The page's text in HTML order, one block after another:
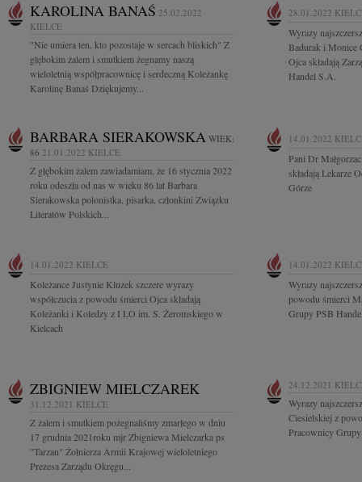
KAROLINA BANAŚ 25.02.2022
KIELCE
"Nie umiera ten, kto pozostaje w sercach bliskich" Z
głębokim żalem i smutkiem żegnamy naszą
wieloletnią współpracownicę i serdeczną Koleżankę
Karolinę Banaś Dziękujemy...
28.01.2022
Wyrazy
Badurak i Monice
Ojca składają
Handel S.A.
BARBARA SIERAKOWSKA WIEK:
86 21.01.2022 KIELCE
Z głębokim żalem zawiadamiam, że 16 stycznia 2022
roku odeszła od nas w wieku 86 lat Barbara
Sierakowska polonistka, pisarka, członkini Związku
Literatów Polskich...
14.01.2022
Pani Dr
składają Lekarze
Górze
14.01.2022 KIELCE
Koleżance Justynie Kluzek szczere wyrazy
współczucia z powodu śmierci Ojca składają
Koleżanki i Koledzy z I LO im. S. Żeromskiego w
Kielcach
14.01.2022
Wyrazy
powodu śmierci
Grupy PSB
ZBIGNIEW MIELCZAREK
31.12.2021 KIELCE
Z żalem i smutkiem pożegnaliśmy zmarłego w dniu
17 grudnia 2021roku mjr Zbigniewa Mielczarka ps
"Tarzan" Żołnierza Armii Krajowej wieloletniego
Prezesa Zarządu Okręgu...
24.12.2021
Wyrazy
Ciesielskiej z
Pracownicy